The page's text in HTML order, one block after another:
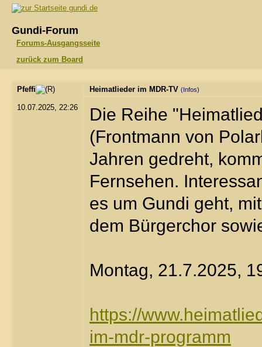
gundi.de
Gundi-Forum
Forums-Ausgangsseite
zurück zum Board
Pfeffi
10.07.2025, 22:26
Heimatlieder im MDR-TV (Infos)
Die Reihe
(Frontmann von
Jahren gedreht,
Fernsehen.
es um Gundi geht,
dem Bürgerchor
Montag, 21.7.2025,
https://
im-mdr-programm